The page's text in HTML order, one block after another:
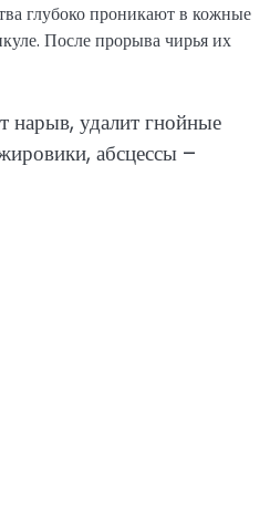
глубоко проникают в кожные
После прорыва чирья их
нарыв, удалит гнойные
абсцессы –